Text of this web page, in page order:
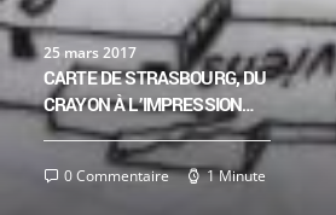
25 mars 2017
CARTE DE STRASBOURG, DU
CRAYON À L’IMPRESSION…
0 Commentaire 1 Minute